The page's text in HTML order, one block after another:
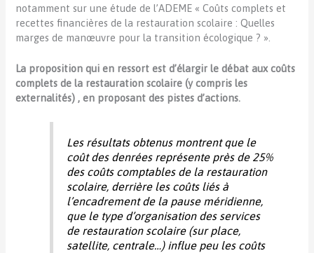
notamment sur une étude de l’ADEME « Coûts complets et
recettes financières de la restauration scolaire : Quelles
marges de manœuvre pour la transition écologique ? ».
La proposition qui en ressort est d’élargir le débat aux coûts
complets de la restauration scolaire (y compris les
externalités) , en proposant des pistes d’actions.
Les résultats obtenus montrent que le
coût des denrées représente près de 25%
des coûts comptables de la restauration
scolaire, derrière les coûts liés à
l’encadrement de la pause méridienne,
que le type d’organisation des services
de restauration scolaire (sur place,
satellite, centrale…) influe peu les coûts